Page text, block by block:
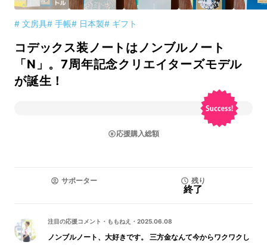
# 文房具# 手帳# 日本製# ギフト
コデックス装ノートはノンブルノート
「N」。7周年記念クリエイターズモデル
が誕生！
応援購入総額
サポーター 残り
終了
注目の応援コメント ・ ももねえ ・ 2025.06.08
ノンブルノート、大好きです。 三方金なんて今からワクワクし